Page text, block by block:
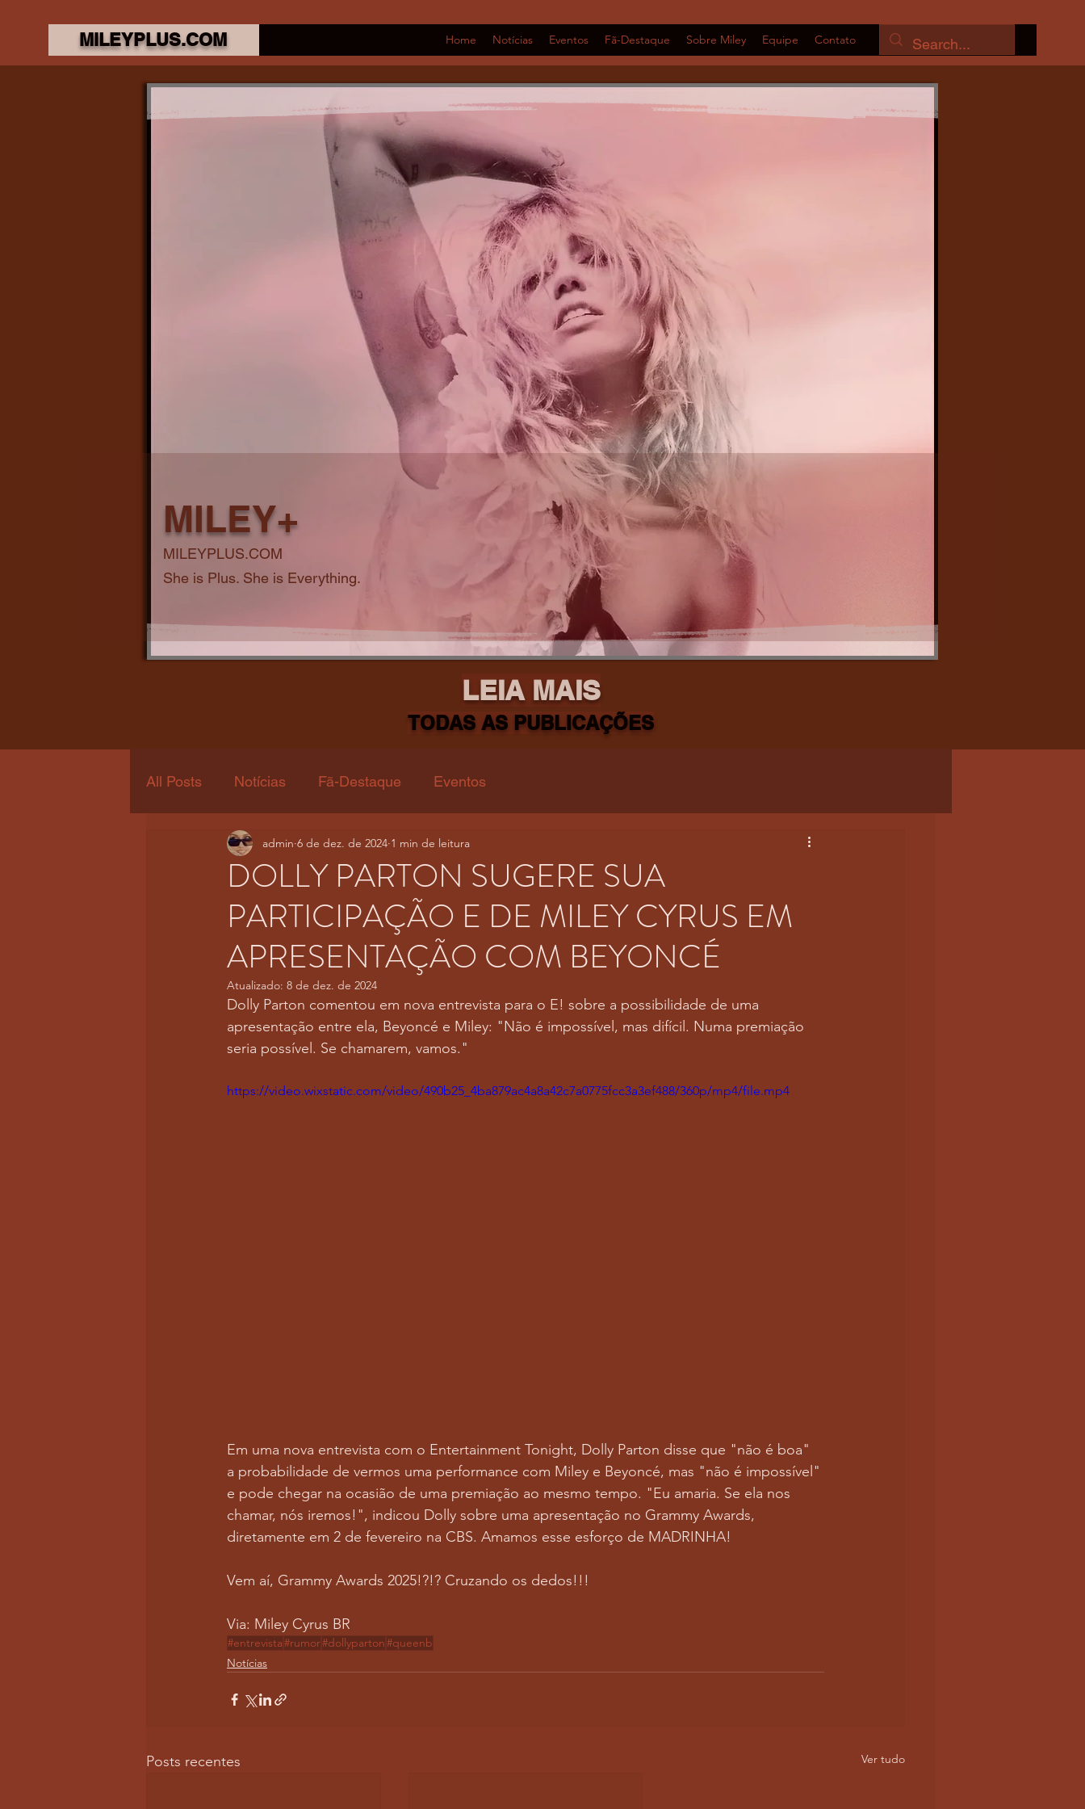
MILEYPLUS.COM Home Notícias Eventos Fã-Destaque Sobre Miley Equipe Contato
LEIA MAIS
TODAS AS PUBLICAÇÕES
All Posts Notícias Fã-Destaque Eventos
DOLLY PARTON SUGERE SUA
PARTICIPAÇÃO E DE MILEY CYRUS EM
APRESENTAÇÃO COM BEYONCÉ
admin 6 de dez. de 2024 1 min de leitura
Atualizado: 8 de dez. de 2024
Dolly Parton comentou em nova entrevista para o E! sobre a possibilidade de uma
apresentação entre ela, Beyoncé e Miley: "Não é impossível, mas difícil. Numa premiação
seria possível. Se chamarem, vamos."
https://video.wixstatic.com/video/490b25_4ba879ac4a8a42c7a0775fcc3a3ef488/360p/mp4/file.mp4
Em uma nova entrevista com o Entertainment Tonight, Dolly Parton disse que "não é boa"
a probabilidade de vermos uma performance com Miley e Beyoncé, mas "não é impossível"
e pode chegar na ocasião de uma premiação ao mesmo tempo. "Eu amaria. Se ela nos
chamar, nós iremos!", indicou Dolly sobre uma apresentação no Grammy Awards,
diretamente em 2 de fevereiro na CBS. Amamos esse esforço de MADRINHA!
Vem aí, Grammy Awards 2025!?!? Cruzando os dedos!!!
Via: Miley Cyrus BR
#entrevista#rumor#dollyparton#queenb
Notícias
Posts recentes Ver tudo
MILEY+
MILEYPLUS.COM
She is Plus. She is Everything.